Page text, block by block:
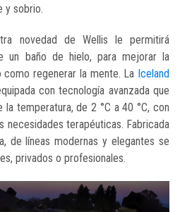
y sobrio.
novedad de Wellis le permitirá
un baño de hielo, para mejorar la
regenerar la mente. La Iceland
con tecnología avanzada que
temperatura, de 2 °C a 40 °C, con
necesidades terapéuticas. Fabricada
de líneas modernas y elegantes se
privados o profesionales.